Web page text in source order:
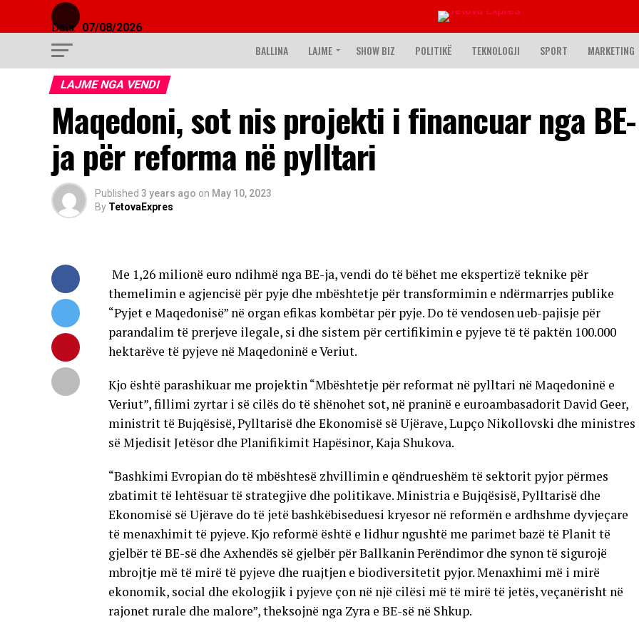
Data: 07/08/2026
BALLINA LAJME SHOW BIZ POLITIKË TEKNOLOGJI SPORT MARKETING
LAJME NGA VENDI
Maqedoni, sot nis projekti i financuar nga BE-
ja për reforma në pylltari
Published 3 years ago on May 10, 2023
By TetovaExpres
Me 1,26 milionë euro ndihmë nga BE-ja, vendi do të bëhet me ekspertizë teknike për
themelimin e agjencisë për pyje dhe mbështetje për transformimin e ndërmarrjes publike
“Pyjet e Maqedonisë” në organ efikas kombëtar për pyje. Do të vendosen ueb-pajisje për
parandalim të prerjeve ilegale, si dhe sistem për certifikimin e pyjeve të të paktën 100.000
hektarëve të pyjeve në Maqedoninë e Veriut.
Kjo është parashikuar me projektin “Mbështetje për reformat në pylltari në Maqedoninë e
Veriut”, fillimi zyrtar i së cilës do të shënohet sot, në praninë e euroambasadorit David Geer,
ministrit të Bujqësisë, Pylltarisë dhe Ekonomisë së Ujërave, Lupço Nikollovski dhe ministres
së Mjedisit Jetësor dhe Planifikimit Hapësinor, Kaja Shukova.
“Bashkimi Evropian do të mbështesë zhvillimin e qëndrueshëm të sektorit pyjor përmes
zbatimit të lehtësuar të strategjive dhe politikave. Ministria e Bujqësisë, Pylltarisë dhe
Ekonomisë së Ujërave do të jetë bashkëbiseduesi kryesor në reformën e ardhshme dyvjeçare
të menaxhimit të pyjeve. Kjo reformë është e lidhur ngushtë me parimet bazë të Planit të
gjelbër të BE-së dhe Axhendës së gjelbër për Ballkanin Perëndimor dhe synon të sigurojë
mbrojtje më të mirë të pyjeve dhe ruajtjen e biodiversitetit pyjor. Menaxhimi më i mirë
ekonomik, social dhe ekologjik i pyjeve çon në një cilësi më të mirë të jetës, veçanërisht në
rajonet rurale dhe malore”, theksojnë nga Zyra e BE-së në Shkup.